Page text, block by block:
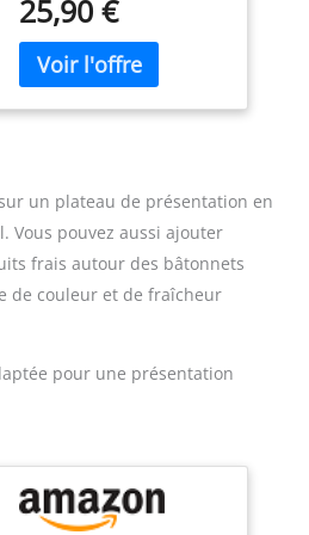
milieu du bâtonnet du
moule à glace augmente
la stabilité de la crème
glacée lorsqu'elle se
solidifie. Il est également
efficacement la glace de
tomber sur vos mains
lorsqu'elle fond. 【Large
champ d'application】 :
le moules à glace peut
fromage, de crème, de
saveurs pour les enfants
et les adultes, adapté
pour les réunions d'été,
gluten Des esquimaux
plus sains et naturels
Sans BPA Leur position
horizontale et stable
permet de les remplir
25,90 €
sur un plateau de présentation en
Vous pouvez aussi ajouter
frais autour des bâtonnets
de couleur et de fraîcheur
pour une présentation